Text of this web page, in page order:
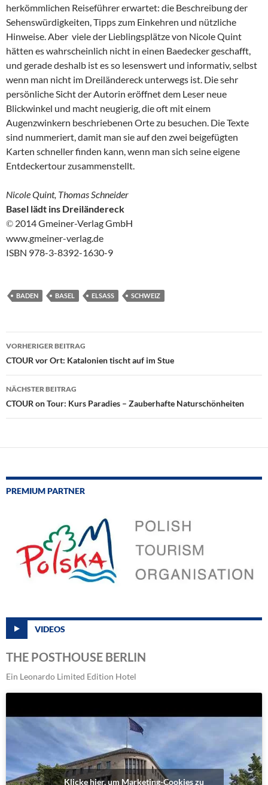
herkömmlichen Reiseführer erwartet: die Beschreibung der
Sehenswürdigkeiten, Tipps zum Einkehren und nützliche
Hinweise. Aber viele der Lieblingsplätze von Nicole Quint
hätten es wahrscheinlich nicht in einen Baedecker geschafft,
und gerade deshalb ist es so lesenswert und informativ, selbst
wenn man nicht im Dreiländereck unterwegs ist. Die sehr
persönliche Sicht der Autorin eröffnet dem Leser neue
Blickwinkel und macht neugierig, die oft mit einem
Augenzwinkern beschriebenen Orte zu besuchen. Die Texte
sind nummeriert, damit man sie auf den zwei beigefügten
Karten schneller finden kann, wenn man sich seine eigene
Entdeckertour zusammenstellt.
Nicole Quint, Thomas Schneider
Basel lädt ins Dreiländereck
© 2014 Gmeiner-Verlag GmbH
www.gmeiner-verlag.de
ISBN 978-3-8392-1630-9
BADEN BASEL ELSASS SCHWEIZ
Beitragsnavigation
VORHERIGER BEITRAG
CTOUR vor Ort: Katalonien tischt auf im Stue
NÄCHSTER BEITRAG
CTOUR on Tour: Kurs Paradies – Zauberhafte Naturschönheiten
PREMIUM PARTNER
VIDEOS
THE POSTHOUSE BERLIN
Ein Leonardo Limited Edition Hotel
Klicke hier, um Marketing-Cookies zu